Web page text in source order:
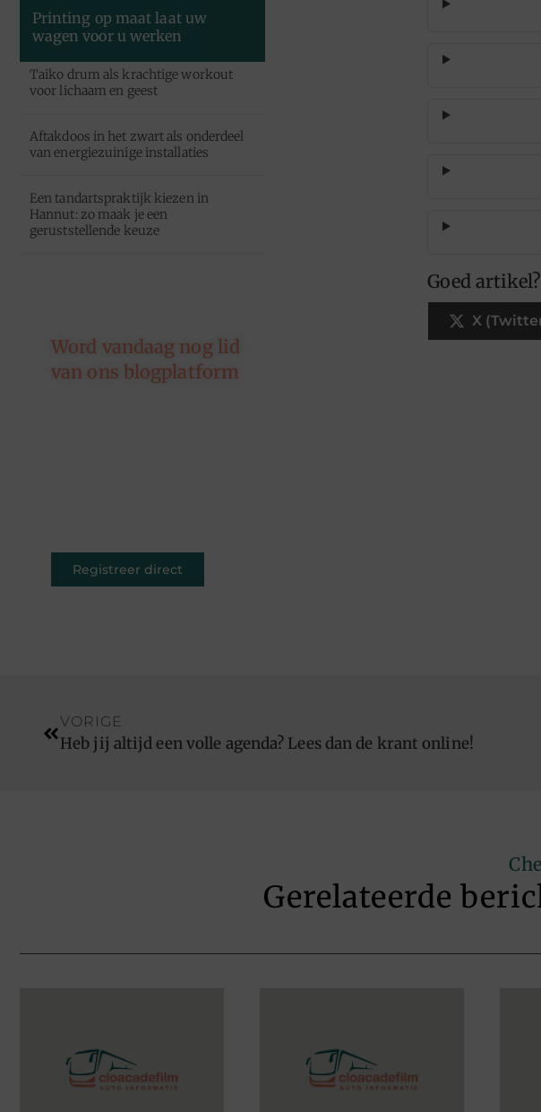
Printing op maat laat uw
wagen voor u werken
Taiko drum als krachtige workout
voor lichaam en geest
Aftakdoos in het zwart als onderdeel
van energiezuinige installaties
Een tandartspraktijk kiezen in
Hannut: zo maak je een
geruststellende keuze
Word vandaag nog lid
van ons blogplatform
Registreer direct
Goed
X
VORIGE
Heb jij altijd een volle agenda? Lees dan de krant online!
Gerelateerde